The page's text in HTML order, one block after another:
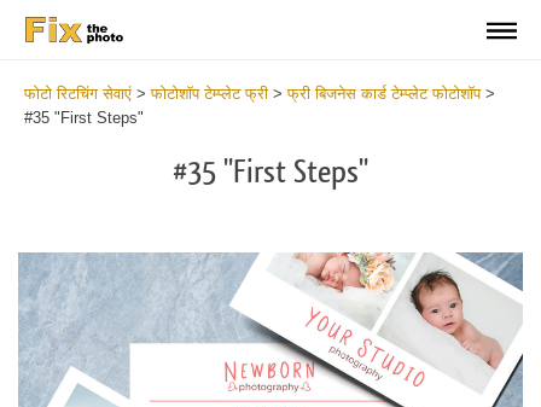
फोटो रिटचिंग सेवाएं >फोटोशॉप टेम्प्लेट फ्री >फ्री बिजनेस कार्ड टेम्प्लेट फोटोशॉप>
#35 "First Steps"
#35 "First Steps"